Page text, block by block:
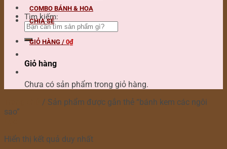
Tìm kiếm:
COMBO BÁNH & HOA
CHIA SẺ
GIỎ HÀNG / 0₫
Giỏ hàng
Chưa có sản phẩm trong giỏ hàng.
/ Sản phẩm được gắn thẻ “bánh kem các ngôi
sao”
Hiển thị kết quả duy nhất